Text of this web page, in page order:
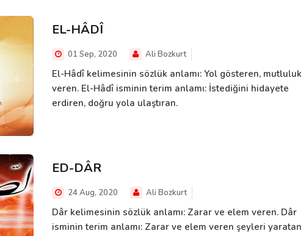
EL-HÂDÎ
01 Sep, 2020 Ali Bozkurt
El-Hâdî kelimesinin sözlük anlamı: Yol gösteren, mutluluk
veren. El-Hâdî isminin terim anlamı: İstediğini hidayete
erdiren, doğru yola ulaştıran.
ED-DÂR
24 Aug, 2020 Ali Bozkurt
Dâr kelimesinin sözlük anlamı: Zarar ve elem veren. Dâr
isminin terim anlamı: Zarar ve elem veren şeyleri yaratan